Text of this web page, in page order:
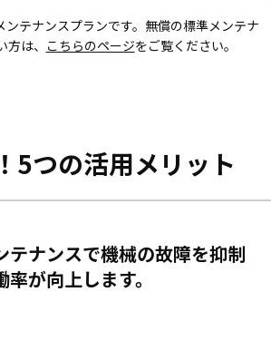
ンテナンスプランです。無償の標準メンテナ
は、 こちらのページをご覧ください。
5つの活用メリット
テナンスで機械の故障を抑制
が向上します。